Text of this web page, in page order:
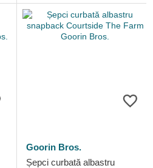
Goorin Bros.
Șepci curbată albastru